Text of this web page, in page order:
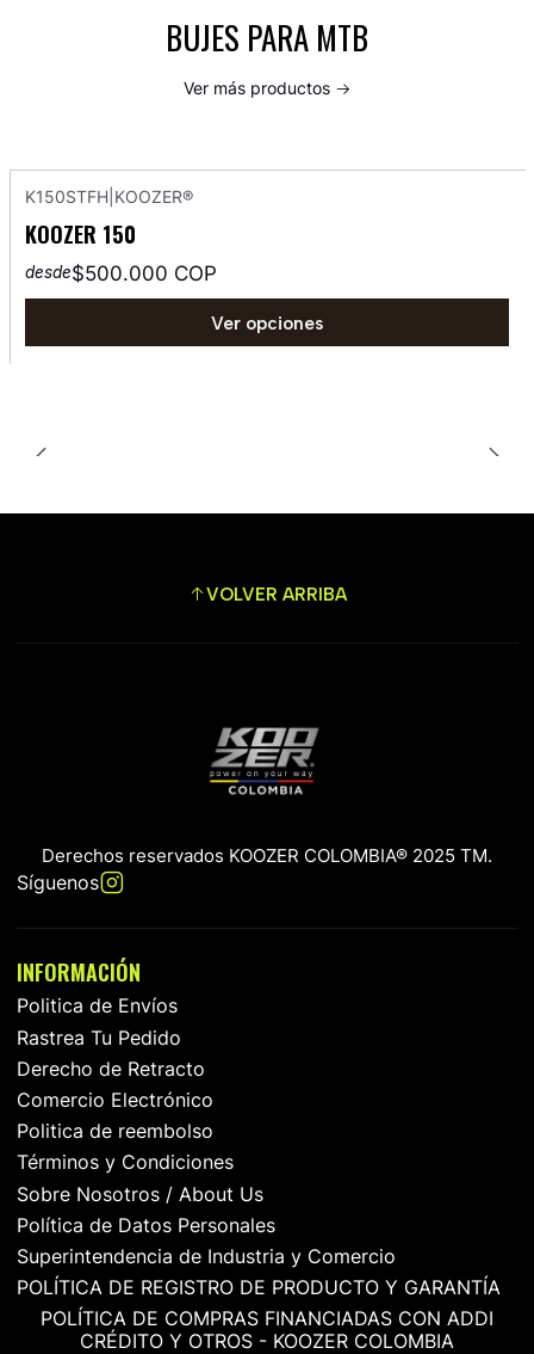
BUJES PARA MTB
Ver más productos
K150STFH KOOZER®
KOOZER 150
desde$500.000 COP
Ver opciones
VOLVER ARRIBA
Derechos reservados KOOZER COLOMBIA® 2025 TM.
Síguenos
INFORMACIÓN
Politica de Envíos
Rastrea Tu Pedido
Derecho de Retracto
Comercio Electrónico
Politica de reembolso
Términos y Condiciones
Sobre Nosotros / About Us
Política de Datos Personales
Superintendencia de Industria y Comercio
POLÍTICA DE REGISTRO DE PRODUCTO Y GARANTÍA
POLÍTICA DE COMPRAS FINANCIADAS CON ADDI
CRÉDITO Y OTROS - KOOZER COLOMBIA